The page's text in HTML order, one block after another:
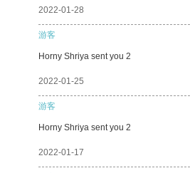
2022-01-28
游客
Horny Shriya sent you 2
2022-01-25
游客
Horny Shriya sent you 2
2022-01-17